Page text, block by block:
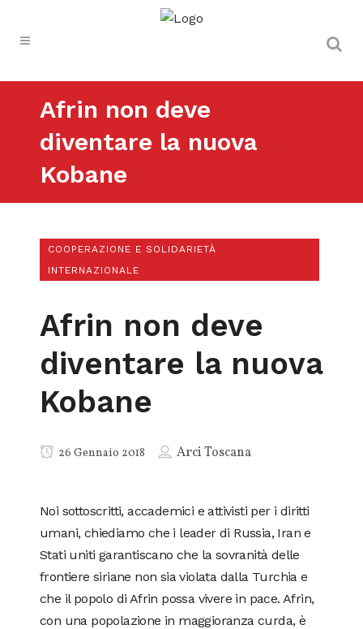
Afrin non deve
diventare la nuova
Kobane
COOPERAZIONE E SOLIDARIETÀ
INTERNAZIONALE
Afrin non deve
diventare la nuova
Kobane
26 Gennaio 2018 Arci Toscana
Noi sottoscritti, accademici e attivisti per i diritti
umani, chiediamo che i leader di Russia, Iran e
Stati uniti garantiscano che la sovranità delle
frontiere siriane non sia violata dalla Turchia e
che il popolo di Afrin possa vivere in pace. Afrin,
con una popolazione in maggioranza curda, è